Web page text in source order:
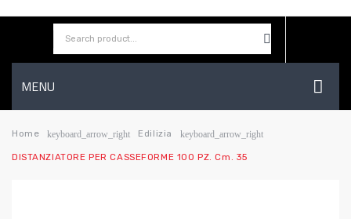
MENU
HOME
AZIENDA
Home keyboard_arrow_right Edilizia keyboard_arrow_right
DISTANZIATORE PER CASSEFORME 100 PZ. Cm. 35